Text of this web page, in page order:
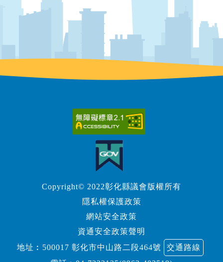
Copyright© 2022彰化縣議會版權所有
隱私權保護政策
網站安全政策
資通安全政策聲明
地址︰500017 彰化市中山路二段464號
交通路線